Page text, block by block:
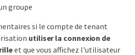
groupe
si le compte de tenant
utiliser la connexion de
et que vous affichez l'utilisateur